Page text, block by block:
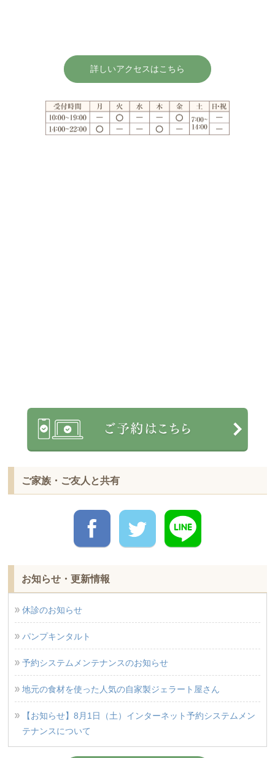
詳しいアクセスはこちら
ご家族・ご友人と共有
お知らせ・更新情報
休診のお知らせ
パンプキンタルト
予約システムメンテナンスのお知らせ
地元の食材を使った人気の自家製ジェラート屋さん
【お知らせ】8月1日（土）インターネット予約システムメン
テナンスについて